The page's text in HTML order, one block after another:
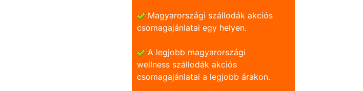
Magyarországi szállodák akciós
csomagajánlatai egy helyen.
A legjobb magyarországi
wellness szállodák akciós
csomagajánlatai a legjobb árakon.